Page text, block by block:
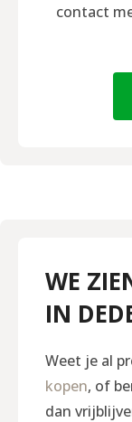
contact
WE
IN
Weet je al
kopen, of
dan